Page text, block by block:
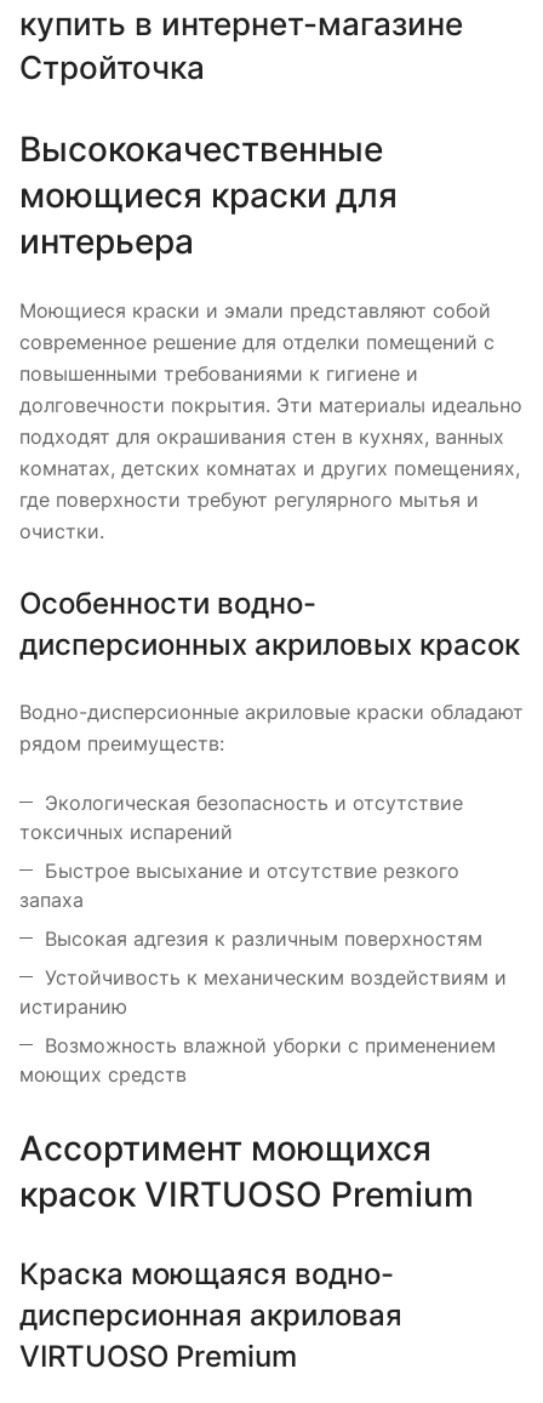
купить в интернет-магазине
Стройточка
Высококачественные
моющиеся краски для
интерьера
Моющиеся краски и эмали представляют собой
современное решение для отделки помещений с
повышенными требованиями к гигиене и
долговечности покрытия. Эти материалы идеально
подходят для окрашивания стен в кухнях, ванных
комнатах, детских комнатах и других помещениях,
где поверхности требуют регулярного мытья и
очистки.
Особенности водно-
дисперсионных акриловых красок
Водно-дисперсионные акриловые краски обладают
рядом преимуществ:
Экологическая безопасность и отсутствие
токсичных испарений
Быстрое высыхание и отсутствие резкого
запаха
Высокая адгезия к различным поверхностям
Устойчивость к механическим воздействиям и
истиранию
Возможность влажной уборки с применением
моющих средств
Ассортимент моющихся
красок VIRTUOSO Premium
Краска моющаяся водно-
дисперсионная акриловая
VIRTUOSO Premium